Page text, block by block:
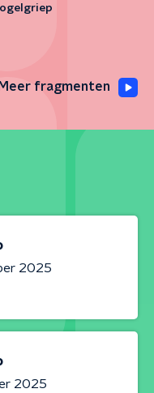
Meer fragmenten
2025
2025